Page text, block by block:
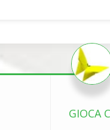
GIOCA